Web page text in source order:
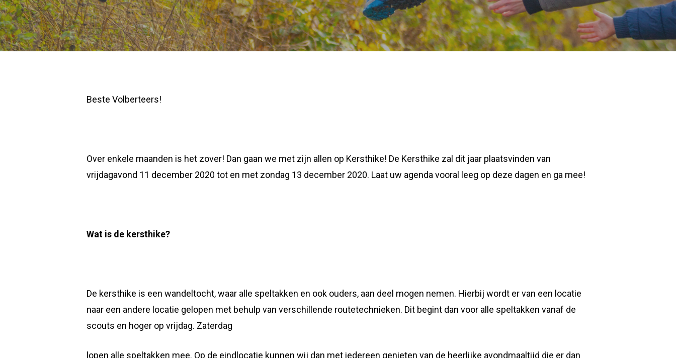
Beste Volberteers!
Over enkele maanden is het zover! Dan gaan we met zijn allen op Kersthike! De Kersthike zal dit jaar plaatsvinden van
vrijdagavond 11 december 2020 tot en met zondag 13 december 2020. Laat uw agenda vooral leeg op deze dagen en ga mee!
Wat is de kersthike?
De kersthike is een wandeltocht, waar alle speltakken en ook ouders, aan deel mogen nemen. Hierbij wordt er van een locatie
naar een andere locatie gelopen met behulp van verschillende routetechnieken. Dit begint dan voor alle speltakken vanaf de
scouts en hoger op vrijdag. Zaterdag
lopen alle speltakken mee. Op de eindlocatie kunnen wij dan met iedereen genieten van de heerlijke avondmaaltijd die er dan